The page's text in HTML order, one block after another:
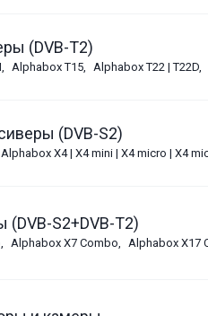
(DVB-T2)
Alphabox T15 Alphabox T22 | T22D
(DVB-S2)
Alphabox X4 | X4 mini | X4 micro | X4
S2+DVB-T2)
Alphabox X7 Combo Alphabox X17